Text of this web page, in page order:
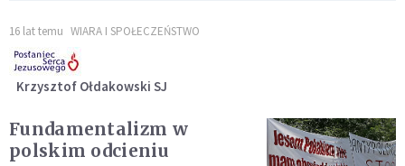
16 lat temu WIARA I SPOŁECZEŃSTWO
Krzysztof Ołdakowski SJ
Fundamentalizm w
polskim odcieniu